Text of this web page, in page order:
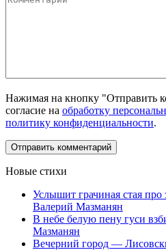
Нажимая на кнопку "Отправить
согласие на обработку
политику конфиденциальности.
Новые стихи
Услышит грачиная стая
Валерий Мазманян
В небе белую пену гуси
Мазманян
Вечерний город —